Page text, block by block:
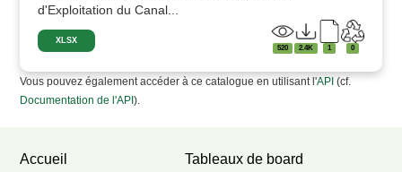
d'Exploitation du Canal...
XLSX
520 2.4K 1 0
Vous pouvez également accéder à ce catalogue en utilisant l'API (cf.
Documentation de l'API).
Accueil
Tableaux de board